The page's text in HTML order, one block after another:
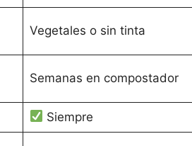
Vegetales o sin tinta
Semanas en compostador
Siempre